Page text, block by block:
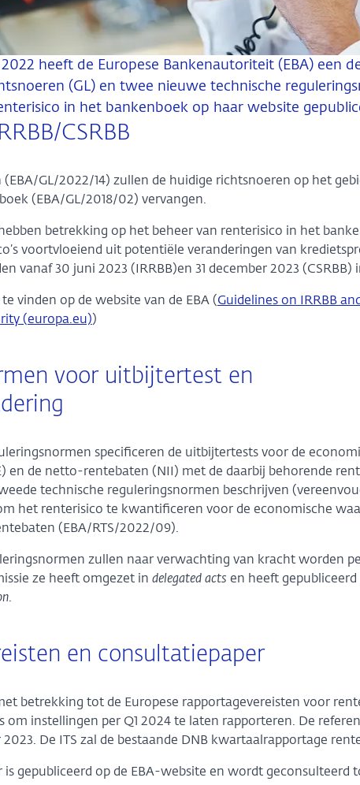
heeft de Europese Bankenautoriteit (EBA) een
(GL) en twee nieuwe technische
in het bankenboek op haar website
CSRBB
GL/2022/14) zullen de huidige richtsnoeren op het
(EBA/GL/2018/02) vervangen.
betrekking op het beheer van renterisico in het
voortvloeiend uit potentiële veranderingen van
vanaf 30 juni 2023 (IRRBB)en 31 december 2023 (CSRBB)
vinden op de website van de EBA (Guidelines on IRRBB and
(europa.eu))
voor uitbijtertest en
specificeren de uitbijtertests voor de
en de netto-rentebaten (NII) met de daarbij behorende
technische reguleringsnormen beschrijven
het renterisico te kwantificeren voor de economische
(EBA/RTS/2022/09).
zullen naar verwachting van kracht worden
ze heeft omgezet in delegated acts en heeft gepubliceerd
.
en consultatiepaper
betrekking tot de Europese rapportagevereisten voor
om instellingen per Q1 2024 te laten rapporteren. De
De ITS zal de bestaande DNB kwartaalrapportage
is gepubliceerd op de EBA-website en wordt geconsulteerd